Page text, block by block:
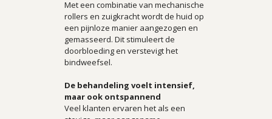
Met een combinatie van mechanische
rollers en zuigkracht wordt de huid op
een pijnloze manier aangezogen en
gemasseerd. Dit stimuleert de
doorbloeding en verstevigt het
bindweefsel.
De behandeling voelt intensief,
maar ook ontspannend
Veel klanten ervaren het als een